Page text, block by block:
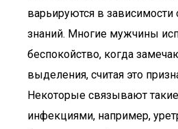
варьируются в зависимости
знаний. Многие мужчины
беспокойство, когда
выделения, считая это
Некоторые связывают
инфекциями, например,